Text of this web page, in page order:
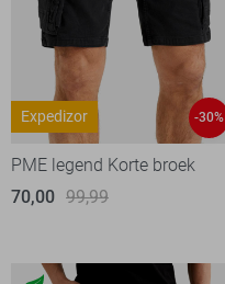
Expedizor -30%
PME legend Korte broek
70,00 99,99